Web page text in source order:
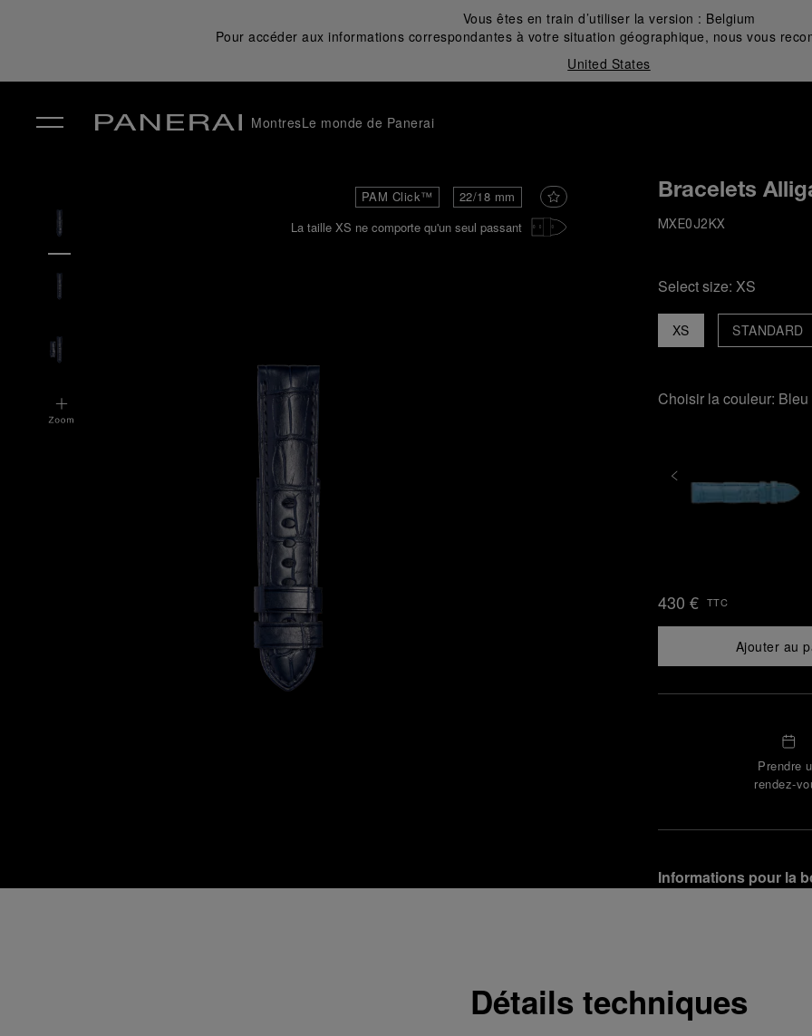
Vous êtes en train d’utiliser la version : Belgium
Pour accéder aux informations correspondantes à votre situation géographique, nous vous
United States
MontresLe monde de Panerai
PAM Click™
22/18 mm
La taille XS ne comporte qu'un seul passant
Bracelets
MXE0J2KX
Select size: XS
XS STANDARD
Choisir la couleur: Bleu
430 € TTC
Ajouter au
Prendre
rendez-
Informations pour la
Retours et échanges
Détails techniques